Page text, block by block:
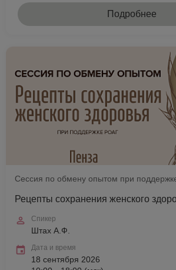
Подробнее
Рецепты сохранения женского
Спикер
Штах А.Ф.
Дата и время
18 сентября 2026